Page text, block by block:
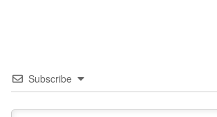
Subscribe